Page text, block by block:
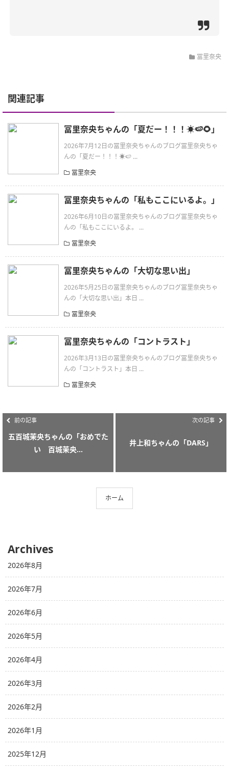
冨里奈央
関連記事
冨里奈央ちゃんの「夏だー！！！☀️🍉🌻」
2026年7月12日の冨里奈央ちゃんのブログ冨里奈央ちゃ
んの「夏だー！！！☀️🍉 ...
冨里奈央
冨里奈央ちゃんの「私もここにいるよ。」
2026年6月10日の冨里奈央ちゃんのブログ冨里奈央ちゃ
んの「私もここにいるよ。 ...
冨里奈央
冨里奈央ちゃんの「大切な思い出」
2026年5月25日の冨里奈央ちゃんのブログ冨里奈央ちゃ
んの「大切な思い出」本日 ...
冨里奈央
冨里奈央ちゃんの「コントラスト」
2026年3月13日の冨里奈央ちゃんのブログ冨里奈央ちゃ
んの「コントラスト」本日 ...
冨里奈央
前の記事
五百城茉央ちゃんの「おめでた
い 百城茉央...
次の記事
井上和ちゃんの「DARS」
ホーム
Archives
2026年8月
2026年7月
2026年6月
2026年5月
2026年4月
2026年3月
2026年2月
2026年1月
2025年12月